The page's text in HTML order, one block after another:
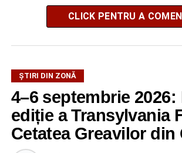
CLICK PENTRU A
ȘTIRI DIN ZONĂ
4–6 septembrie 2026:
ediție a Transylvania
Cetatea Greavilor din